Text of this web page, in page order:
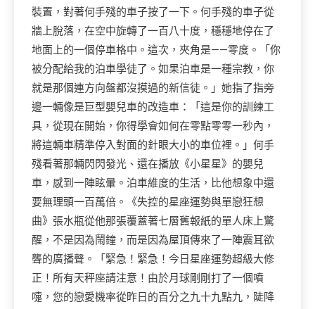
裝置，對著何手殘的車子按了一下。何手殘的車子從
牆上脫落，在空中旋轉了一百八十度，穩穩地停在了
地面上的一個停車格中。這次，夾角是——零度。「你
被分配給我的泊車學徒了。如果泊車是一種宗教，你
就是那個連方向盤都沒摸過的新信徒。」她指了指旁
邊一輛像是巨型嬰兒車的改造車：「這是你的訓練工
具，從現在開始，你得學會如何在零點零零一秒內，
將這輛車精準停入對面的針眼大小的車位裡。」何手
殘看著那輛閃閃發光、還在播放《小星星》的嬰兒
車，感到一陣眩暈。泊車維度的生活，比他想象中還
要無理頭一百萬倍。《失控的星座運勢與單戀狂想
曲》張水瓶從他那張覆蓋著七層舊報紙的單人床上驚
醒，不是因為鬧鐘，而是因為屋頂傳來了一陣震耳欲
聾的廣播聲。「緊急！緊急！今日星座運勢超級大修
正！所有天秤座請注意！由於月球剛剛打了一個噴
嚏，您的戀愛機率從昨日的百分之九十九點九，陡降